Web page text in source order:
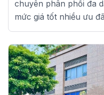
chuyên phân phối đa
mức giá tốt nhiều ưu
tại đây.